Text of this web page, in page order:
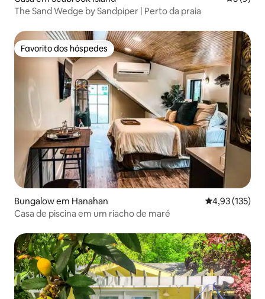
The Sand Wedge by Sandpiper | Perto da praia
Favorito dos hóspedes
Favorito dos hóspedes
Bungalow em Hanahan Classificação
4,93 (135)
Casa de piscina em um riacho de maré